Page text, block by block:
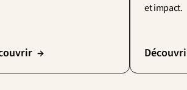
→
et impact.